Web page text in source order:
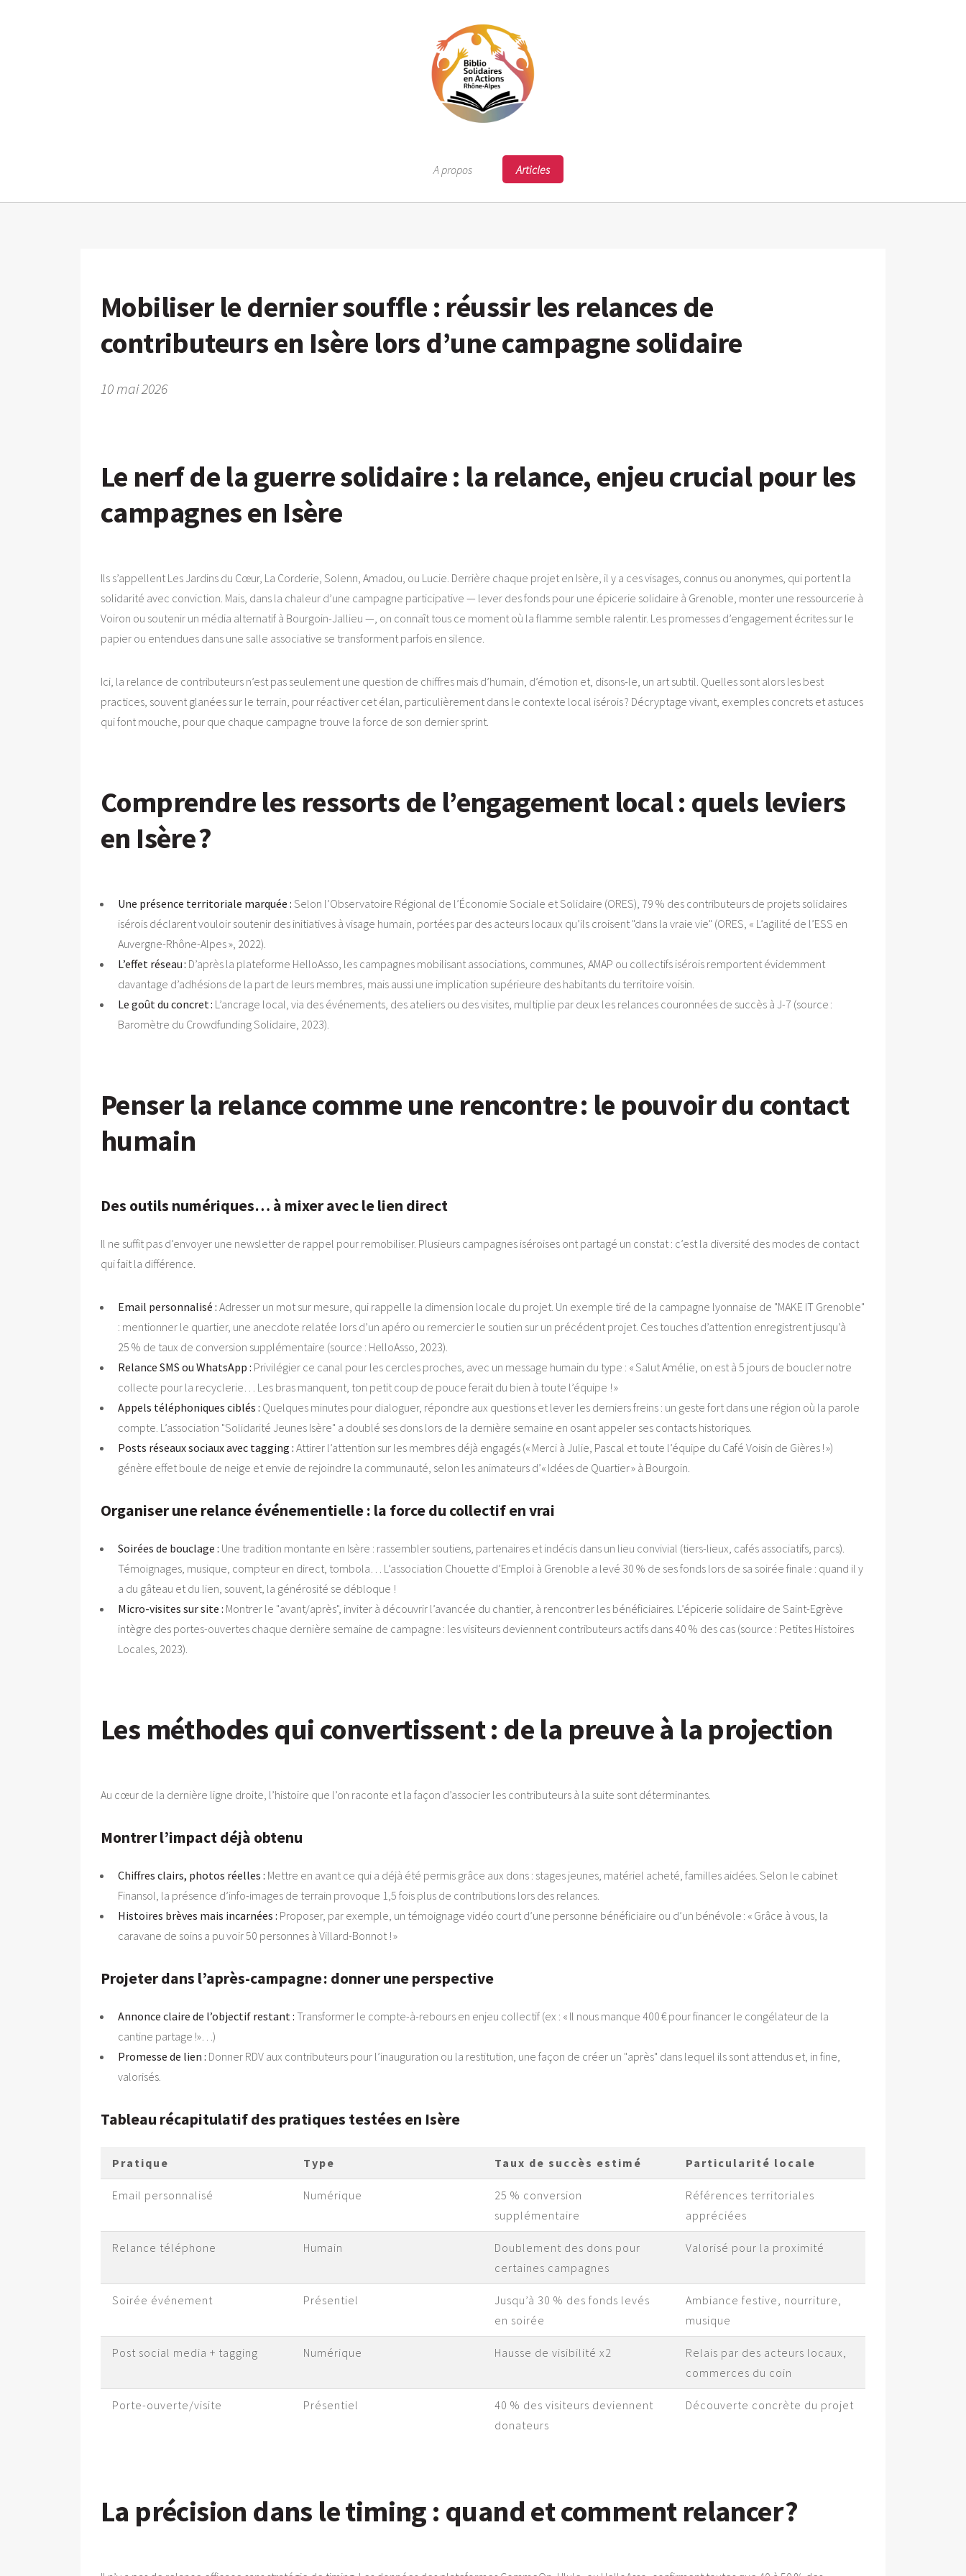
A propos Articles
Mobiliser le dernier souffle : réussir les relances de
contributeurs en Isère lors d’une campagne solidaire
10 mai 2026
Le nerf de la guerre solidaire : la relance, enjeu crucial pour les
campagnes en Isère
Ils s’appellent Les Jardins du Cœur, La Corderie, Solenn, Amadou, ou Lucie. Derrière chaque projet en Isère, il y a ces visages, connus ou anonymes, qui portent la
solidarité avec conviction. Mais, dans la chaleur d’une campagne participative — lever des fonds pour une épicerie solidaire à Grenoble, monter une ressourcerie à
Voiron ou soutenir un média alternatif à Bourgoin-Jallieu —, on connaît tous ce moment où la flamme semble ralentir. Les promesses d’engagement écrites sur le
papier ou entendues dans une salle associative se transforment parfois en silence.
Ici, la relance de contributeurs n’est pas seulement une question de chiffres mais d’humain, d’émotion et, disons-le, un art subtil. Quelles sont alors les best
practices, souvent glanées sur le terrain, pour réactiver cet élan, particulièrement dans le contexte local isérois ? Décryptage vivant, exemples concrets et astuces
qui font mouche, pour que chaque campagne trouve la force de son dernier sprint.
Comprendre les ressorts de l’engagement local : quels leviers
en Isère ?
Une présence territoriale marquée : Selon l’Observatoire Régional de l’Économie Sociale et Solidaire (ORES), 79 % des contributeurs de projets solidaires
isérois déclarent vouloir soutenir des initiatives à visage humain, portées par des acteurs locaux qu’ils croisent "dans la vraie vie" (ORES, « L’agilité de l’ESS en
Auvergne-Rhône-Alpes », 2022).
L’effet réseau : D’après la plateforme HelloAsso, les campagnes mobilisant associations, communes, AMAP ou collectifs isérois remportent évidemment
davantage d’adhésions de la part de leurs membres, mais aussi une implication supérieure des habitants du territoire voisin.
Le goût du concret : L’ancrage local, via des événements, des ateliers ou des visites, multiplie par deux les relances couronnées de succès à J-7 (source :
Baromètre du Crowdfunding Solidaire, 2023).
Penser la relance comme une rencontre : le pouvoir du contact
humain
Des outils numériques… à mixer avec le lien direct
Il ne suffit pas d’envoyer une newsletter de rappel pour remobiliser. Plusieurs campagnes iséroises ont partagé un constat : c’est la diversité des modes de contact
qui fait la différence.
Email personnalisé : Adresser un mot sur mesure, qui rappelle la dimension locale du projet. Un exemple tiré de la campagne lyonnaise de "MAKE IT Grenoble"
: mentionner le quartier, une anecdote relatée lors d’un apéro ou remercier le soutien sur un précédent projet. Ces touches d’attention enregistrent jusqu’à
25 % de taux de conversion supplémentaire (source : HelloAsso, 2023).
Relance SMS ou WhatsApp : Privilégier ce canal pour les cercles proches, avec un message humain du type : « Salut Amélie, on est à 5 jours de boucler notre
collecte pour la recyclerie… Les bras manquent, ton petit coup de pouce ferait du bien à toute l’équipe ! »
Appels téléphoniques ciblés : Quelques minutes pour dialoguer, répondre aux questions et lever les derniers freins : un geste fort dans une région où la parole
compte. L’association "Solidarité Jeunes Isère" a doublé ses dons lors de la dernière semaine en osant appeler ses contacts historiques.
Posts réseaux sociaux avec tagging : Attirer l’attention sur les membres déjà engagés (« Merci à Julie, Pascal et toute l’équipe du Café Voisin de Gières ! »)
génère effet boule de neige et envie de rejoindre la communauté, selon les animateurs d’« Idées de Quartier » à Bourgoin.
Organiser une relance événementielle : la force du collectif en vrai
Soirées de bouclage : Une tradition montante en Isère : rassembler soutiens, partenaires et indécis dans un lieu convivial (tiers-lieux, cafés associatifs, parcs).
Témoignages, musique, compteur en direct, tombola… L’association Chouette d’Emploi à Grenoble a levé 30 % de ses fonds lors de sa soirée finale : quand il y
a du gâteau et du lien, souvent, la générosité se débloque !
Micro-visites sur site : Montrer le "avant/après", inviter à découvrir l’avancée du chantier, à rencontrer les bénéficiaires. L’épicerie solidaire de Saint-Egrève
intègre des portes-ouvertes chaque dernière semaine de campagne : les visiteurs deviennent contributeurs actifs dans 40 % des cas (source : Petites Histoires
Locales, 2023).
Les méthodes qui convertissent : de la preuve à la projection
Au cœur de la dernière ligne droite, l’histoire que l’on raconte et la façon d’associer les contributeurs à la suite sont déterminantes.
Montrer l’impact déjà obtenu
Chiffres clairs, photos réelles : Mettre en avant ce qui a déjà été permis grâce aux dons : stages jeunes, matériel acheté, familles aidées. Selon le cabinet
Finansol, la présence d’info-images de terrain provoque 1,5 fois plus de contributions lors des relances.
Histoires brèves mais incarnées : Proposer, par exemple, un témoignage vidéo court d’une personne bénéficiaire ou d’un bénévole : « Grâce à vous, la
caravane de soins a pu voir 50 personnes à Villard-Bonnot ! »
Projeter dans l’après-campagne : donner une perspective
Annonce claire de l’objectif restant : Transformer le compte-à-rebours en enjeu collectif (ex : « Il nous manque 400 € pour financer le congélateur de la
cantine partage !»…)
Promesse de lien : Donner RDV aux contributeurs pour l’inauguration ou la restitution, une façon de créer un "après" dans lequel ils sont attendus et, in fine,
valorisés.
Tableau récapitulatif des pratiques testées en Isère
Pratique Type Taux de succès estimé Particularité locale
Email personnalisé Numérique
25 % conversion
supplémentaire
Références territoriales
appréciées
Relance téléphone Humain
Doublement des dons pour
certaines campagnes
Valorisé pour la proximité
Soirée événement Présentiel
Jusqu’à 30 % des fonds levés
en soirée
Ambiance festive, nourriture,
musique
Post social media + tagging Numérique Hausse de visibilité x2
Relais par des acteurs locaux,
commerces du coin
Porte-ouverte/visite Présentiel
40 % des visiteurs deviennent
donateurs
Découverte concrète du projet
La précision dans le timing : quand et comment relancer ?